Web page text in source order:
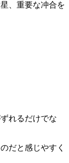
、重要な冲合を
れるだけでな
だと感じやすく